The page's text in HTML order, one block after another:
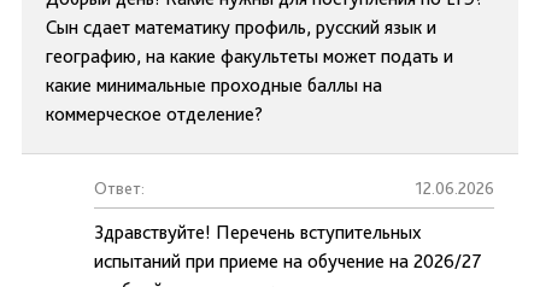
Сын сдает математику профиль, русский язык и
географию, на какие факультеты может подать и
какие минимальные проходные баллы на
коммерческое отделение?
Ответ: 12.06.2026
Здравствуйте! Перечень вступительных
испытаний при приеме на обучение на 2026/27